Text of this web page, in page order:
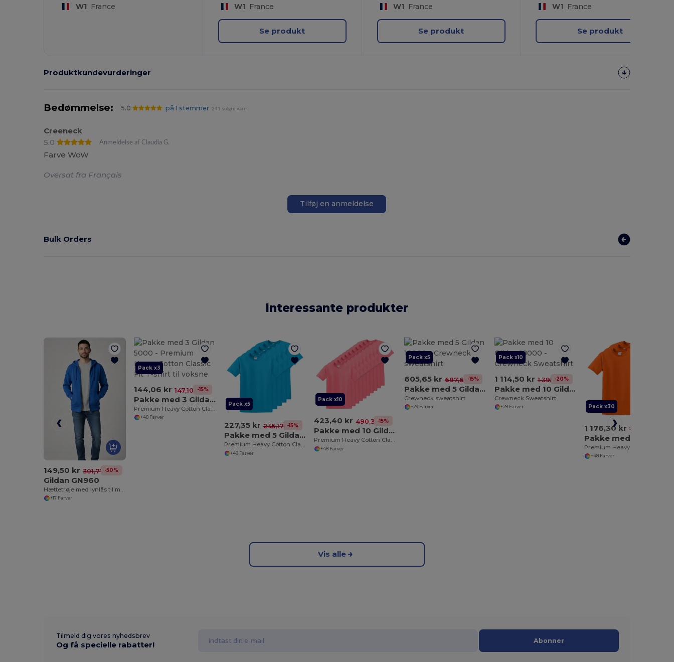
W1 France W1 France
Se produkt
W1 France
Se produkt
W1 France
Se produkt
Produktkundevurderinger
Bedømmelse: 5.0 på 1 stemmer 241 solgte varer
Creeneck
5.0
Anmeldelse af Claudia G.
Farve WoW
Oversat fra Français
Tilføj en anmeldelse
Bulk Orders
Interessante produkter
149,50 kr 301,77 kr
-50%
Gildan GN960
Hættetrøje med lynlås til mænd
+17 Farver
Pack x3
144,06 kr 147,10 kr-15%
Pakke med 3 Gildan 5000
+48 Farver
Pack x5
227,35 kr 245,17 kr-15%
Pakke med 5 Gildan 5000
Premium Heavy Cotton Classic Fit T-shirt til voksne
+48 Farver
Pack x10
423,40 kr 490,34 kr
-15%
Pakke med 10 Gildan 5000
Premium Heavy Cotton Classic Fit T-shirt til voksne
+48 Farver
Pack x5
605,65 kr 697,67 kr
-15%
Pakke med 5 Gildan 18000
Crewneck sweatshirt
+29 Farver
Pack x10
1 114,50 kr 1 395,35 kr
-20%
Pakke med 10 Gildan 18000
Crewneck Sweatshirt
+29 Farver Pack x30
1 176,30 kr 1 471,01 kr
+48 Farver
Vis alle
Tilmeld dig vores nyhedsbrev
Og få specielle rabatter! Abonner